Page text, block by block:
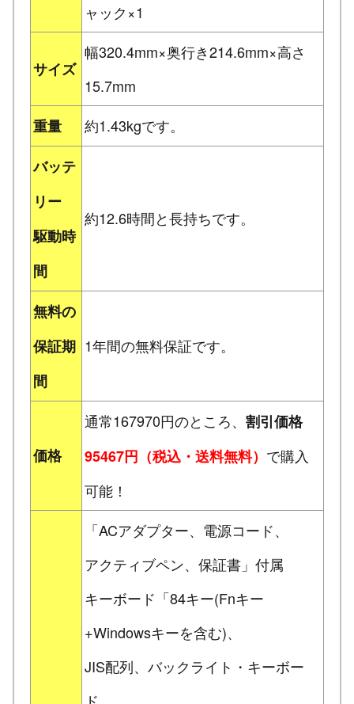
ャック×1
サイズ
幅320.4mm×奥行き214.6mm×高さ
15.7mm
重量
約1.43kgです。
バッテ
リー
駆動時
間
約12.6時間と長持ちです。
無料の
保証期
間
1年間の無料保証です。
価格
通常167970円のところ、 割引価格
95467円（税込・送料無料） で購入
可能！
「ACアダプター、電源コード、
アクティブペン、保証書」付属
キーボード「84キー(Fnキー
+Windowsキーを含む)、
JIS配列、バックライト・キーボー
ド、